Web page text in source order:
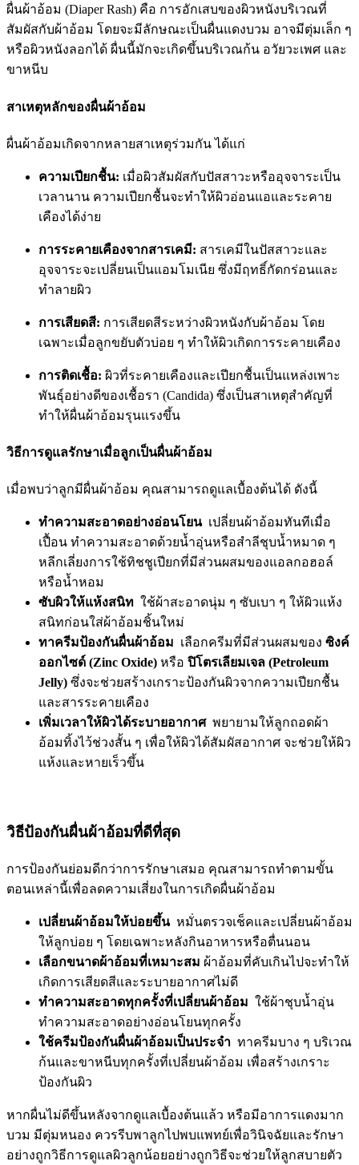
ผื่นผ้าอ้อม (Diaper Rash) คือ การอักเสบของผิวหนังบริเวณที่
สัมผัสกับผ้าอ้อม โดยจะมีลักษณะเป็นผื่นแดงบวม อาจมีตุ่มเล็ก ๆ
หรือผิวหนังลอกได้ ผื่นนี้มักจะเกิดขึ้นบริเวณก้น อวัยวะเพศ และ
ขาหนีบ
สาเหตุหลักของผื่นผ้าอ้อม
ผื่นผ้าอ้อมเกิดจากหลายสาเหตุร่วมกัน ได้แก่
ความเปียกชื้น: เมื่อผิวสัมผัสกับปัสสาวะหรืออุจจาระเป็น
เวลานาน ความเปียกชื้นจะทำให้ผิวอ่อนแอและระคาย
เคืองได้ง่าย
การระคายเคืองจากสารเคมี: สารเคมีในปัสสาวะและ
อุจจาระจะเปลี่ยนเป็นแอมโมเนีย ซึ่งมีฤทธิ์กัดกร่อนและ
ทำลายผิว
การเสียดสี: การเสียดสีระหว่างผิวหนังกับผ้าอ้อม โดย
เฉพาะเมื่อลูกขยับตัวบ่อย ๆ ทำให้ผิวเกิดการระคายเคือง
การติดเชื้อ: ผิวที่ระคายเคืองและเปียกชื้นเป็นแหล่งเพาะ
พันธุ์อย่างดีของเชื้อรา (Candida) ซึ่งเป็นสาเหตุสำคัญที่
ทำให้ผื่นผ้าอ้อมรุนแรงขึ้น
วิธีการดูแลรักษาเมื่อลูกเป็นผื่นผ้าอ้อม
เมื่อพบว่าลูกมีผื่นผ้าอ้อม คุณสามารถดูแลเบื้องต้นได้ ดังนี้
ทำความสะอาดอย่างอ่อนโยน เปลี่ยนผ้าอ้อมทันทีเมื่อ
เปื้อน ทำความสะอาดด้วยน้ำอุ่นหรือสำลีชุบน้ำหมาด ๆ
หลีกเลี่ยงการใช้ทิชชูเปียกที่มีส่วนผสมของแอลกอฮอล์
หรือน้ำหอม
ซับผิวให้แห้งสนิท ใช้ผ้าสะอาดนุ่ม ๆ ซับเบา ๆ ให้ผิวแห้ง
สนิทก่อนใส่ผ้าอ้อมชิ้นใหม่
ทาครีมป้องกันผื่นผ้าอ้อม เลือกครีมที่มีส่วนผสมของ ซิงค์
ออกไซด์ (Zinc Oxide) หรือ ปิโตรเลียมเจล (Petroleum
Jelly) ซึ่งจะช่วยสร้างเกราะป้องกันผิวจากความเปียกชื้น
และสารระคายเคือง
เพิ่มเวลาให้ผิวได้ระบายอากาศ พยายามให้ลูกถอดผ้า
อ้อมทิ้งไว้ช่วงสั้น ๆ เพื่อให้ผิวได้สัมผัสอากาศ จะช่วยให้ผิว
แห้งและหายเร็วขึ้น
วิธีป้องกันผื่นผ้าอ้อมที่ดีที่สุด
การป้องกันย่อมดีกว่าการรักษาเสมอ คุณสามารถทำตามขั้น
ตอนเหล่านี้เพื่อลดความเสี่ยงในการเกิดผื่นผ้าอ้อม
เปลี่ยนผ้าอ้อมให้บ่อยขึ้น หมั่นตรวจเช็คและเปลี่ยนผ้าอ้อม
ให้ลูกบ่อย ๆ โดยเฉพาะหลังกินอาหารหรือตื่นนอน
เลือกขนาดผ้าอ้อมที่เหมาะสม ผ้าอ้อมที่คับเกินไปจะทำให้
เกิดการเสียดสีและระบายอากาศไม่ดี
ทำความสะอาดทุกครั้งที่เปลี่ยนผ้าอ้อม ใช้ผ้าชุบน้ำอุ่น
ทำความสะอาดอย่างอ่อนโยนทุกครั้ง
ใช้ครีมป้องกันผื่นผ้าอ้อมเป็นประจำ ทาครีมบาง ๆ บริเวณ
ก้นและขาหนีบทุกครั้งที่เปลี่ยนผ้าอ้อม เพื่อสร้างเกราะ
ป้องกันผิว
หากผื่นไม่ดีขึ้นหลังจากดูแลเบื้องต้นแล้ว หรือมีอาการแดงมาก
บวม มีตุ่มหนอง ควรรีบพาลูกไปพบแพทย์เพื่อวินิจฉัยและรักษา
อย่างถูกวิธีการดูแลผิวลูกน้อยอย่างถูกวิธีจะช่วยให้ลูกสบายตัว